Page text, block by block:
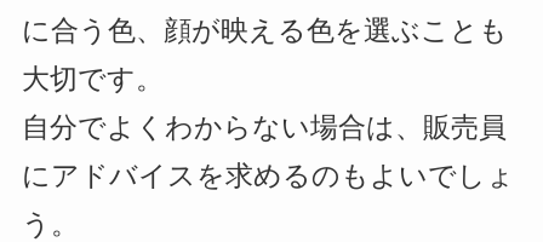
に合う色、顔が映える色を選ぶことも
大切です。
自分でよくわからない場合は、販売員
にアドバイスを求めるのもよいでしょ
う。